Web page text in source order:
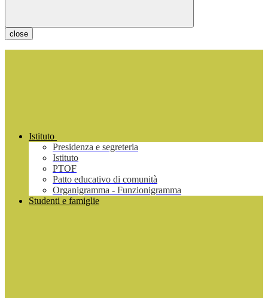
close
Istituto
Presidenza e segreteria
Istituto
PTOF
Patto educativo di comunità
Organigramma - Funzionigramma
Studenti e famiglie